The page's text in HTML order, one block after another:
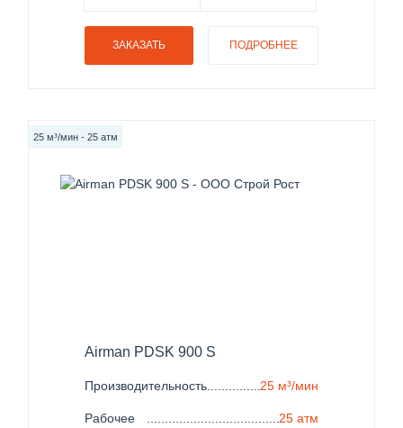
ЗАКАЗАТЬ ПОДРОБНЕЕ
25 м³/мин - 25 атм
Airman PDSK 900 S
Производительность 25 м³/мин
Рабочее
25 атм